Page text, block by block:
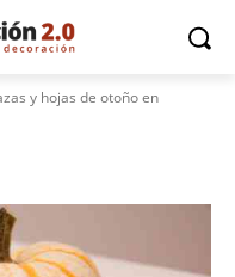
y hojas de otoño en